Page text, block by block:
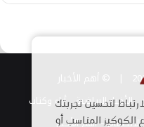
الأخبار الرياضية أراء وكتاب
– أهم الأخبار
لتحسين تجربتك
الكوكيز المناسب أو